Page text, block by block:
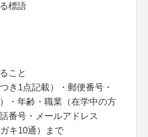
標語
こと
き1点記載）・郵便番号・
・年齢・職業（在学中の方
番号・メールアドレス
キ10通）まで